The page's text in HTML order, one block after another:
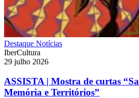
Destaque Notícias
IberCultura
29 julho 2026
ASSISTA | Mostra de curtas
Memória e Territórios”